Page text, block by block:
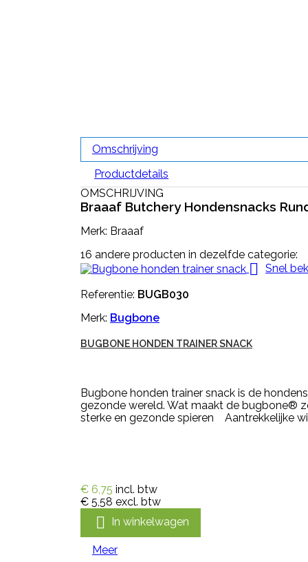
Omschrijving
Productdetails
OMSCHRIJVING
Braaaf Butchery Hondensnacks
Merk: Braaaf
16 andere producten in dezelfde categorie:
 Snel
Referentie: BUGB030
Merk: Bugbone
BUGBONE HONDEN TRAINER SNACK
Bugbone honden trainer snack is de
gezonde wereld. Wat maakt de bugbone®
sterke en gezonde spieren Aantrekkelijke
€ 6,75 incl. btw
€ 5,58 excl. btw
 In winkelwagen
Meer